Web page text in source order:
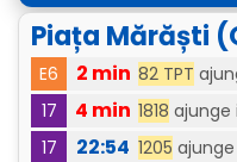
Piața Mărăști
E6 2 min 82 TPT
17
4 min 1818 ajunge
17
22:54 1205